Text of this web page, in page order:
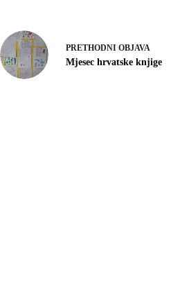
PRETHODNI OBJAVA
Mjesec hrvatske knjige